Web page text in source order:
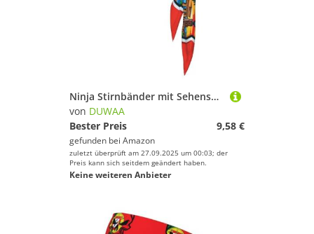
Ninja Stirnbänder mit Sehenswürdigkeiten und Sehenswürdigkeiten, verstellbar, feuchtigkeitsableitend, kühlendes Stirnband
von DUWAA
Bester Preis
9,58 €
gefunden bei Amazon
zuletzt überprüft am 27.09.2025 um 00:03; der
Preis kann sich seitdem geändert haben.
Keine weiteren Anbieter